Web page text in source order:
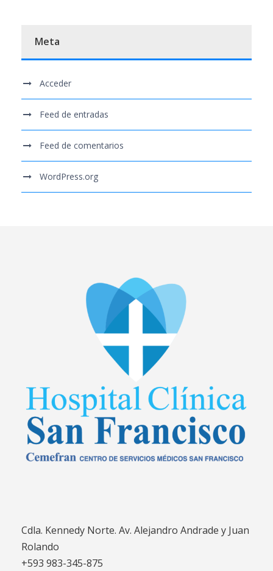
Meta
Acceder
Feed de entradas
Feed de comentarios
WordPress.org
Cdla. Kennedy Norte. Av. Alejandro Andrade y Juan
Rolando
+593 983-345-875